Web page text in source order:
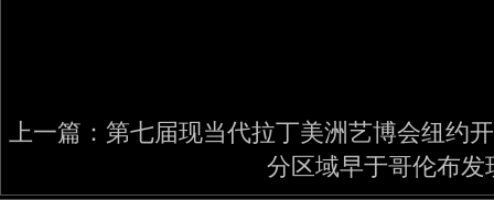
上一篇： 第七届现当代拉丁美洲艺博会纽约
分区域早于哥伦布发